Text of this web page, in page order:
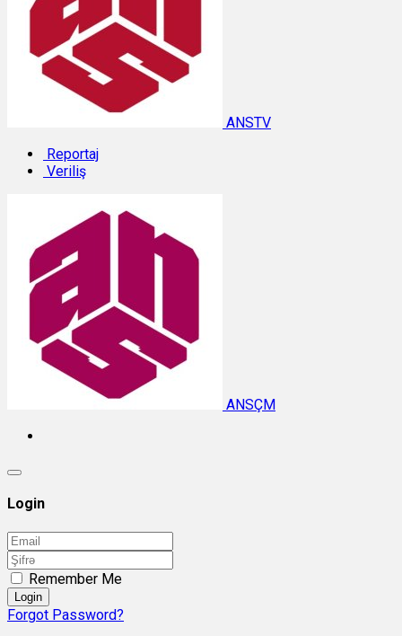
ANSTV
Reportaj
Veriliş
ANSÇM
Login
Remember Me
Login
Forgot Password?